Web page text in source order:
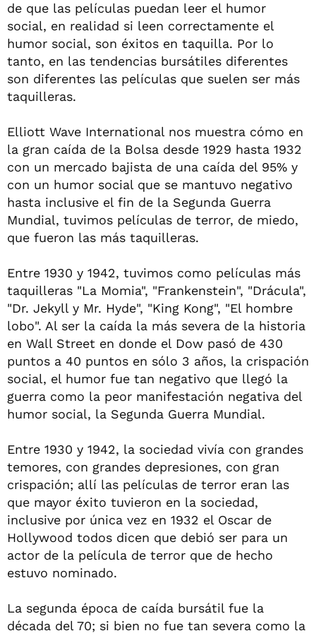
de que las películas puedan leer el humor
social, en realidad si leen correctamente el
humor social, son éxitos en taquilla. Por lo
tanto, en las tendencias bursátiles diferentes
son diferentes las películas que suelen ser más
taquilleras.
Elliott Wave International nos muestra cómo en
la gran caída de la Bolsa desde 1929 hasta 1932
con un mercado bajista de una caída del 95% y
con un humor social que se mantuvo negativo
hasta inclusive el fin de la Segunda Guerra
Mundial, tuvimos películas de terror, de miedo,
que fueron las más taquilleras.
Entre 1930 y 1942, tuvimos como películas más
taquilleras "La Momia", "Frankenstein", "Drácula",
"Dr. Jekyll y Mr. Hyde", "King Kong", "El hombre
lobo". Al ser la caída la más severa de la historia
en Wall Street en donde el Dow pasó de 430
puntos a 40 puntos en sólo 3 años, la crispación
social, el humor fue tan negativo que llegó la
guerra como la peor manifestación negativa del
humor social, la Segunda Guerra Mundial.
Entre 1930 y 1942, la sociedad vivía con grandes
temores, con grandes depresiones, con gran
crispación; allí las películas de terror eran las
que mayor éxito tuvieron en la sociedad,
inclusive por única vez en 1932 el Oscar de
Hollywood todos dicen que debió ser para un
actor de la película de terror que de hecho
estuvo nominado.
La segunda época de caída bursátil fue la
década del 70; si bien no fue tan severa como la